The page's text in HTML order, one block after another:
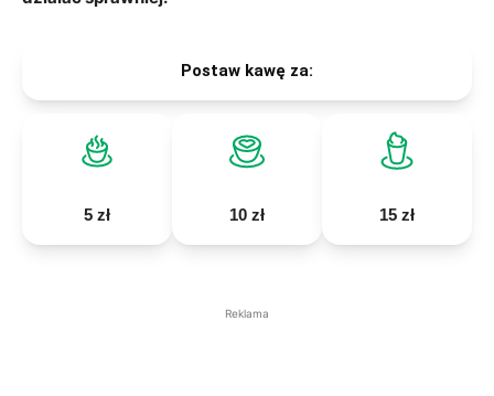
Postaw kawę za:
5 zł 10 zł 15 zł
Reklama